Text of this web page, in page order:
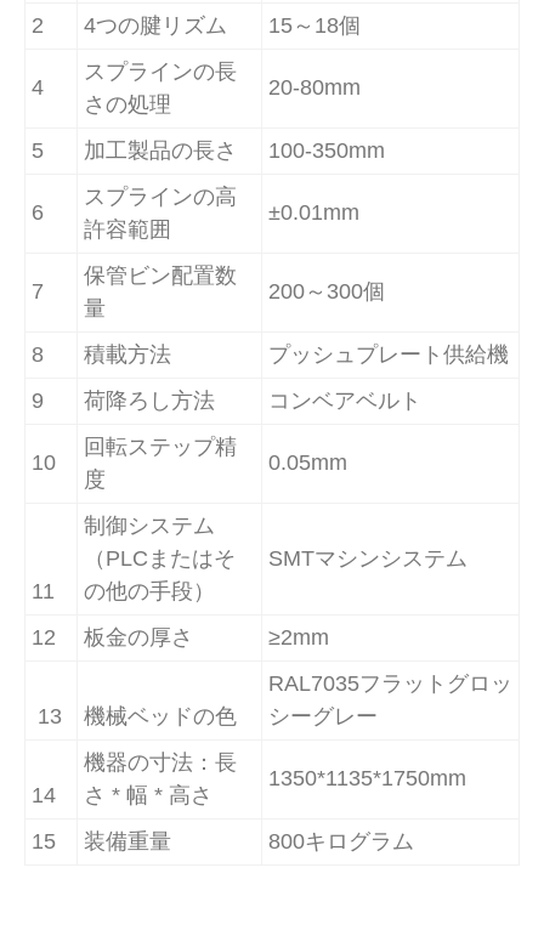
2 4つの腱リズム 15～18個
4
スプラインの長
さの処理
20-80mm
5 加工製品の長さ 100-350mm
6
スプラインの高
許容範囲
±0.01mm
7
保管ビン配置数
量
200～300個
8 積載方法
プッシュプレート供給機
9
荷降ろし方法 コンベアベルト
10
回転ステップ精
度
0.05mm
11
制御システム
（PLCまたはそ
の他の手段）
SMTマシンシステム
12 板金の厚さ ≥2mm
13 機械ベッドの色
RAL7035フラットグロッ
シーグレー
14
機器の寸法：長
さ * 幅 * 高さ
1350*1135*1750mm
15 装備重量 800キログラム